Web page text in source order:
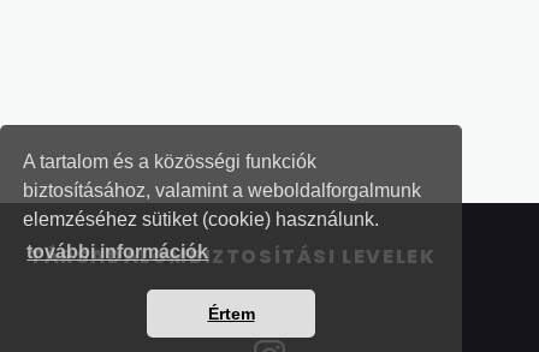
A tartalom és a közösségi funkciók
biztosításához, valamint a weboldalforgalmunk
elemzéséhez sütiket (cookie) használunk.
további információk
Értem
TÁRSADALOMBIZTOSÍTÁSI LEVELEK